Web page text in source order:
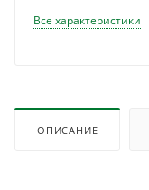
Все характеристики
ОПИСАНИЕ